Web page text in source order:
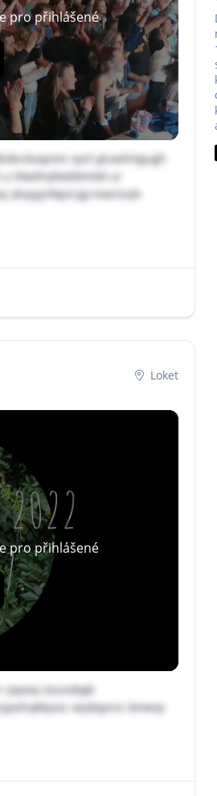
pro přihlášené
xynl gluwilmgugh
hkwlhqfwdikmdd ur
abqqyrkkpicigcrewctsqh
Loket
pro přihlášené
osusobgb
wydqynzc kmwxy